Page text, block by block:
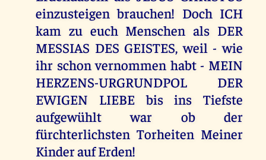
einzusteigen brauchen! Doch ICH
kam zu euch Menschen als DER
MESSIAS DES GEISTES, weil - wie
ihr schon vernommen habt - MEIN
HERZENS-URGRUNDPOL DER
EWIGEN LIEBE bis ins Tiefste
aufgewühlt war ob der
fürchterlichsten Torheiten Meiner
Kinder auf Erden!